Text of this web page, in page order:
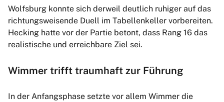
Wolfsburg konnte sich derweil deutlich ruhiger auf das
richtungsweisende Duell im Tabellenkeller vorbereiten.
Hecking hatte vor der Partie betont, dass Rang 16 das
realistische und erreichbare Ziel sei.
Wimmer trifft traumhaft zur Führung
In der Anfangsphase setzte vor allem Wimmer die